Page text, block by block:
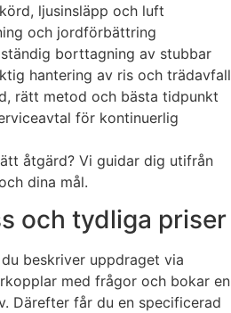
ljusinsläpp och luft
och jordförbättring
borttagning av stubbar
hantering av ris och trädavfall
rätt metod och bästa tidpunkt
för kontinuerlig
åtgärd? Vi guidar dig utifrån
dina mål.
och tydliga priser
beskriver uppdraget via
med frågor och bokar en
Därefter får du en specificerad